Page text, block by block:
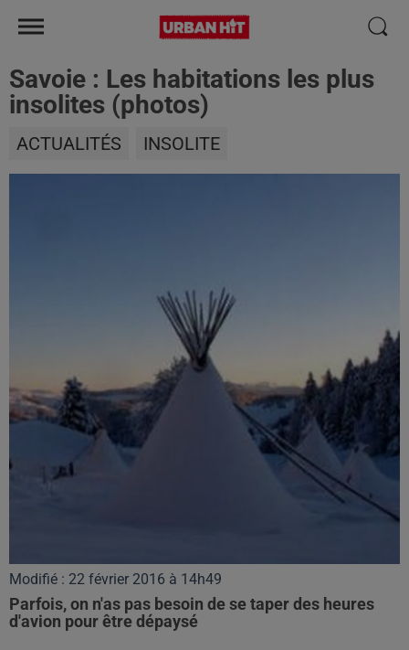
Savoie : Les habitations les plus
insolites (photos)
ACTUALITÉS INSOLITE
Modifié : 22 février 2016 à 14h49
Parfois, on n'as pas besoin de se taper des heures
d'avion pour être dépaysé